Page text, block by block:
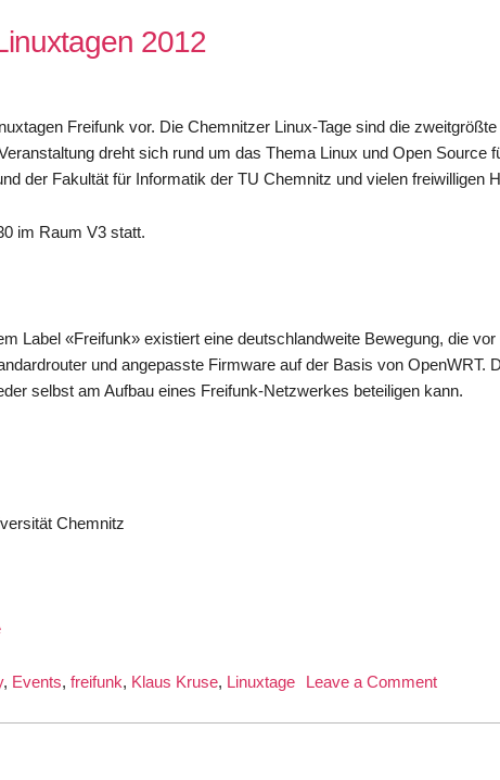
auf
2012
Freifunk vor. Die Chemnitzer Linux-Tage sind die
dreht sich rund um das Thema Linux und Open Source
der Fakultät für Informatik der TU Chemnitz und vielen freiwilligen
im Raum V3 statt.
Label «Freifunk» existiert eine deutschlandweite Bewegung, die
und angepasste Firmware auf der Basis von OpenWRT.
selbst am Aufbau eines Freifunk-Netzwerkes beteiligen kann.
Chemnitz
, Events, freifunk, Klaus Kruse, Linuxtage Leave a Commenton